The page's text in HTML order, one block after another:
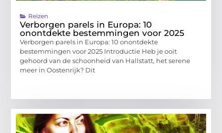
Reizen
Verborgen parels in Europa: 10
onontdekte bestemmingen voor 2025
Verborgen parels in Europa: 10 onontdekte
bestemmingen voor 2025 Introductie Heb je ooit
gehoord van de schoonheid van Hallstatt, het serene
meer in Oostenrijk? Dit